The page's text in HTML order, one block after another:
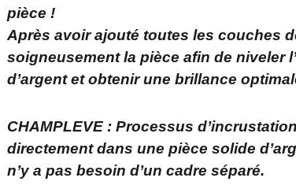
pièce !
Après avoir ajouté toutes les couches
soigneusement la pièce afin de niveler
d’argent et obtenir une brillance
CHAMPLEVE : Processus
directement dans une pièce solide
n’y a pas besoin d’un cadre séparé.